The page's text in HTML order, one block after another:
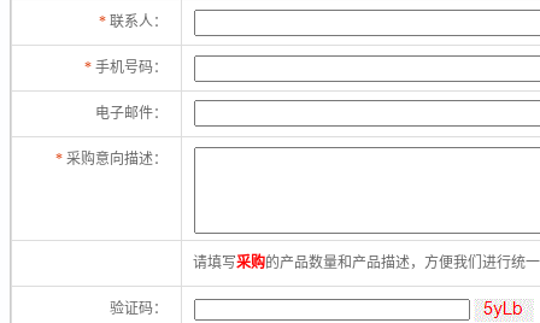
* 联系人：
* 手机号码：
电子邮件：
* 采购意向描述：
请填写采购的产品数量和产品描述，方便我们进行统
验证码：